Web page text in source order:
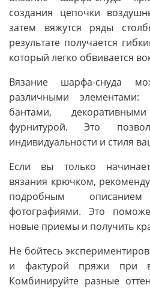
создания цепочки
затем вяжутся ряды
результате получается
который легко обвивается
Вязание шарфа-снуда
различными
бантами,
фурнитурой. Это
индивидуальности и стиля
Если вы только
вязания крючком,
подробным
фотографиями. Это
новые приемы и получить
Не бойтесь
и фактурой пряжи при
Комбинируйте разные